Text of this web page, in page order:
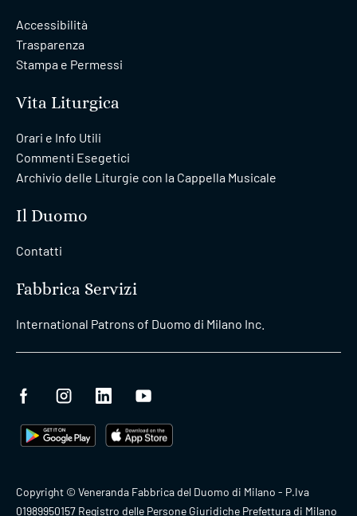
Accessibilità
Trasparenza
Stampa e Permessi
Vita Liturgica
Orari e Info Utili
Commenti Esegetici
Archivio delle Liturgie con la Cappella Musicale
Il Duomo
Contatti
Fabbrica Servizi
International Patrons of Duomo di Milano Inc.
Copyright © Veneranda Fabbrica del Duomo di Milano - P.Iva
01989950157 Registro delle Persone Giuridiche Prefettura di Milano